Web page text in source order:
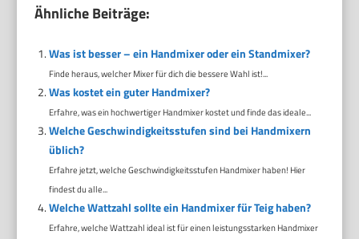
Ähnliche Beiträge:
Was ist besser – ein Handmixer oder ein Standmixer?
Finde heraus, welcher Mixer für dich die bessere Wahl ist!...
Was kostet ein guter Handmixer?
Erfahre, was ein hochwertiger Handmixer kostet und finde das ideale...
Welche Geschwindigkeitsstufen sind bei Handmixern
üblich?
Erfahre jetzt, welche Geschwindigkeitsstufen Handmixer haben! Hier
findest du alle...
Welche Wattzahl sollte ein Handmixer für Teig haben?
Erfahre, welche Wattzahl ideal ist für einen leistungsstarken Handmixer